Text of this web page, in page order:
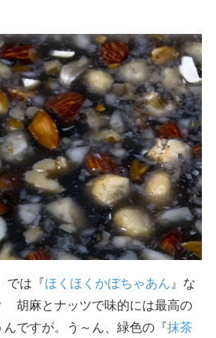
は『ほくほくかぼちゃあん』な
胡麻とナッツで味的には最高の
ですが。う～ん、緑色の『抹茶